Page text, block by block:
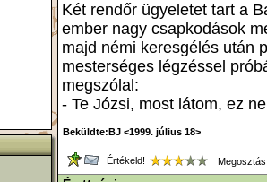
Két rendőr ügyeletet tart a
ember nagy csapkodások
majd némi keresgélés után
mesterséges légzéssel
megszólal:
- Te Józsi, most látom, ez
Beküldte:BJ <1999. július 18>
Értékeld!